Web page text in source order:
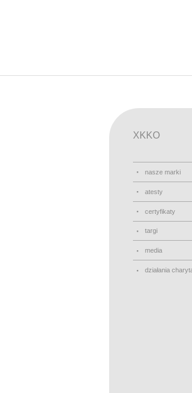
XKKO
nasze marki
atesty
certyfikaty
targi
media
działania